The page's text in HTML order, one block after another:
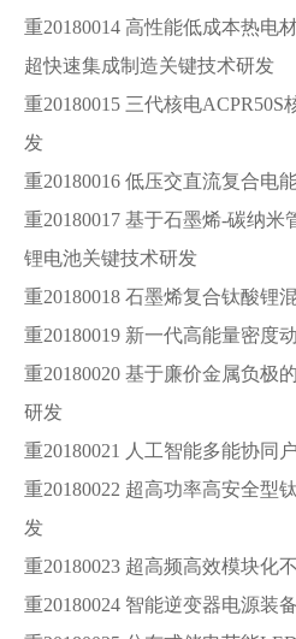
重20180014 高性能低成本热电
超快速集成制造关键技术研发
重20180015 三代核电
发
重20180016 低压交直流复合电
重20180017 基于石墨烯-碳纳
锂电池关键技术研发
重20180018 石墨烯复合钛酸锂
重20180019 新一代高能量密度
重20180020 基于廉价金属负极
研发
重20180021 人工智能多能协同
重20180022 超高功率高安全型
发
重20180023 超高频高效模块化
重20180024 智能逆变器电源装